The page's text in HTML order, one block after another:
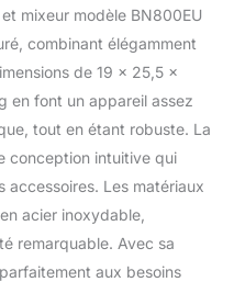
à votre place
CULINAIRE
: Préparez de
à pizza, à pain et
des mélanges
des
des
du fromage
des légumes
et plus encore
la lame hachoir,
à pâte, et le disque
mixeur modèle BN800EU
combinant élégamment
de 19 x 25,5 x
en font un appareil assez
tout en étant robuste. La
conception intuitive qui
accessoires. Les matériaux
acier inoxydable,
remarquable. Avec sa
aux besoins